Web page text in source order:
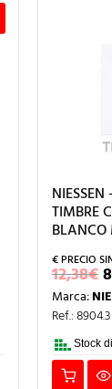
TIMBRE
BLANCO
12,38€
Marca:
Ref.:
Stock